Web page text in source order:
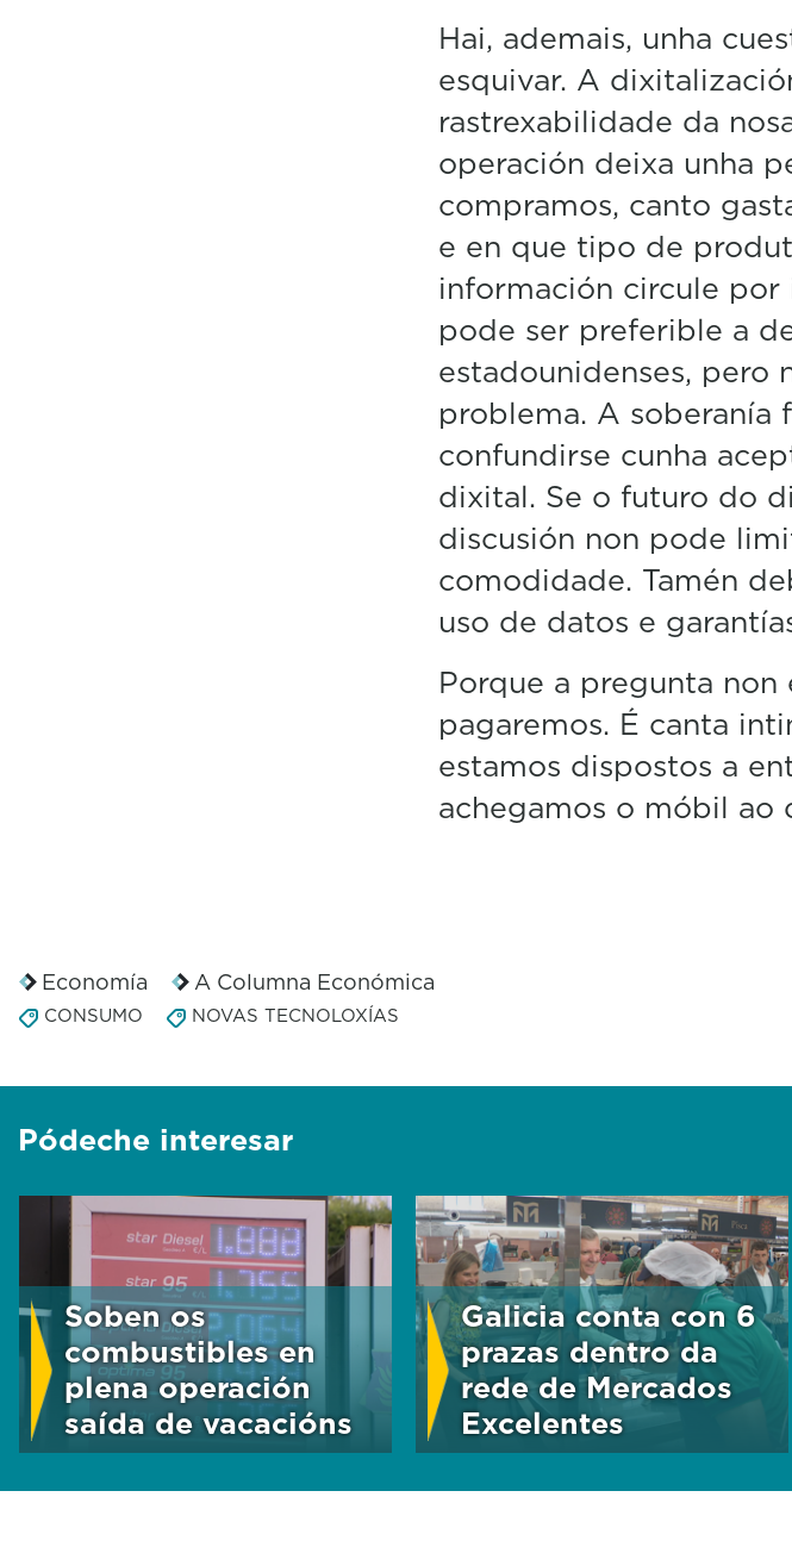
Hai, ademais, unha
esquivar. A
rastrexabilidade da
operación deixa unha
compramos, canto
e en que tipo de
información circule por
pode ser preferible a
estadounidenses, pero
problema. A soberanía
confundirse cunha
dixital. Se o futuro do
discusión non pode
comodidade. Tamén
uso de datos e
Porque a pregunta
pagaremos. É canta
estamos dispostos a
achegamos o móbil ao
Economía A Columna Económica
CONSUMO NOVAS TECNOLOXÍAS
Pódeche interesar
Soben os
combustibles en
plena operación
saída de vacacións
Galicia conta con 6
prazas dentro da
rede de Mercados
Excelentes